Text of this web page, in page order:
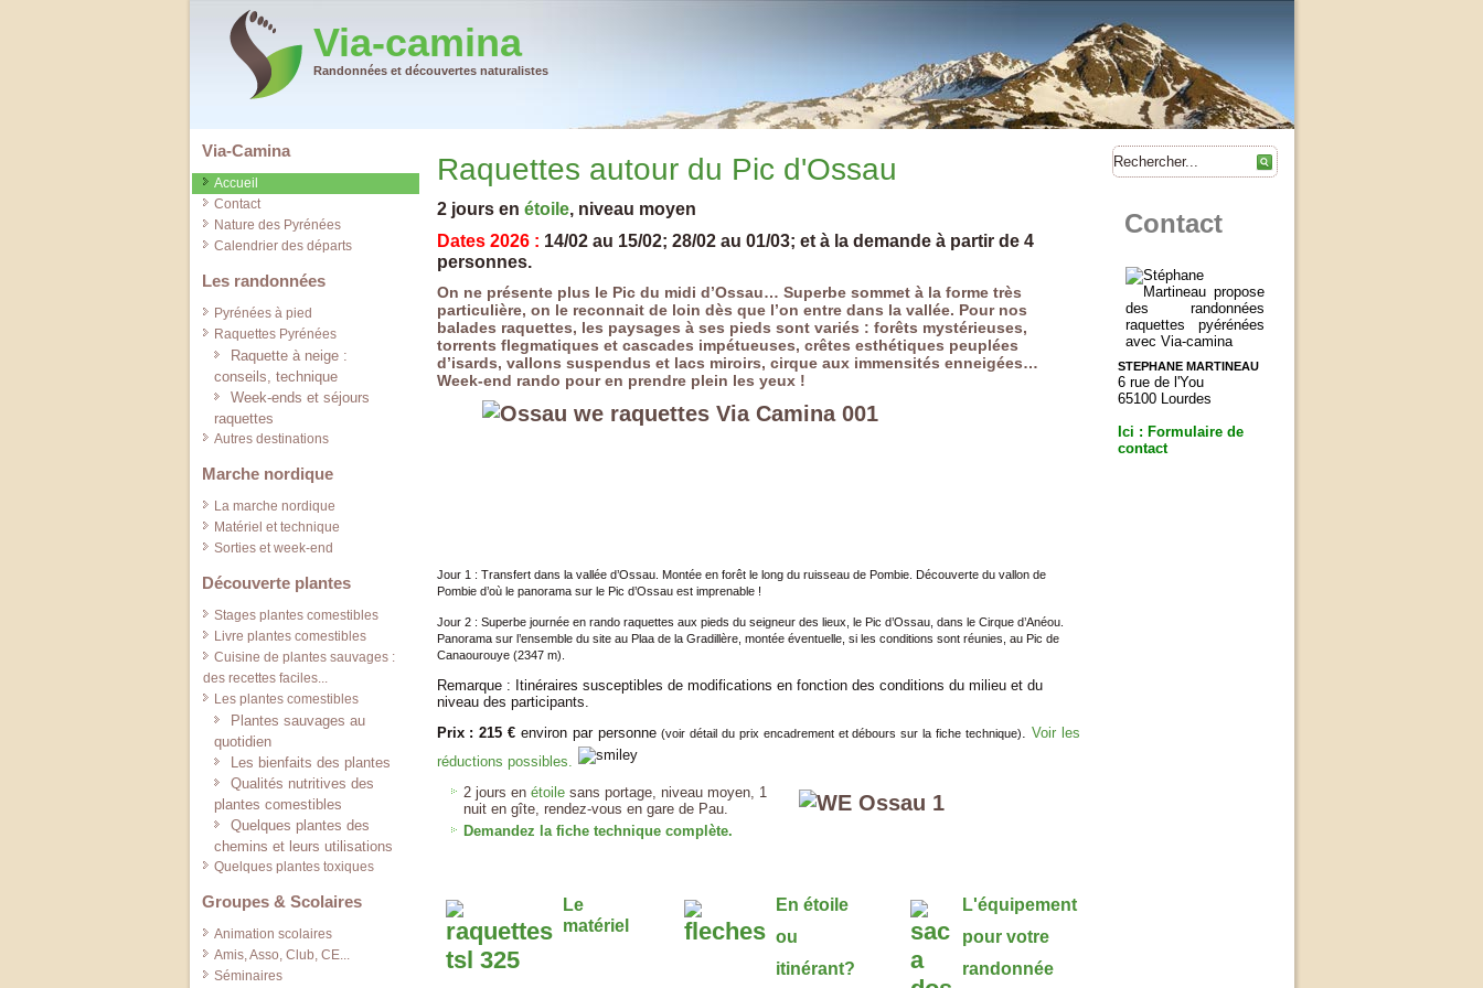
Via-camina
Randonnées et découvertes naturalistes
Via-Camina
Accueil
Contact
Nature des Pyrénées
Calendrier des départs
Les randonnées
Pyrénées à pied
Raquettes Pyrénées
Raquette à neige :
conseils, technique
Week-ends et séjours
raquettes
Autres destinations
Marche nordique
La marche nordique
Matériel et technique
Sorties et week-end
Découverte plantes
Stages plantes comestibles
Livre plantes comestibles
Cuisine de plantes sauvages :
des recettes faciles...
Les plantes comestibles
Plantes sauvages au
quotidien
Les bienfaits des plantes
Qualités nutritives des
plantes comestibles
Quelques plantes des
chemins et leurs utilisations
Quelques plantes toxiques
Groupes & Scolaires
Animation scolaires
Amis, Asso, Club, CE...
Séminaires
Raquettes autour du Pic d'Ossau
2 jours en étoile, niveau moyen
Dates 2026 : 14/02 au 15/02; 28/02 au 01/03; et à la demande à partir de 4
personnes.
On ne présente plus le Pic du midi d’Ossau… Superbe sommet à la forme très
particulière, on le reconnait de loin dès que l’on entre dans la vallée. Pour nos
balades raquettes, les paysages à ses pieds sont variés : forêts mystérieuses,
torrents flegmatiques et cascades impétueuses, crêtes esthétiques peuplées
d’isards, vallons suspendus et lacs miroirs, cirque aux immensités enneigées…
Week-end rando pour en prendre plein les yeux !
Jour 1 : Transfert dans la vallée d’Ossau. Montée en forêt le long du ruisseau de Pombie. Découverte du vallon de
Pombie d’où le panorama sur le Pic d’Ossau est imprenable !
Jour 2 : Superbe journée en rando raquettes aux pieds du seigneur des lieux, le Pic d’Ossau, dans le Cirque d’Anéou.
Panorama sur l’ensemble du site au Plaa de la Gradillère, montée éventuelle, si les conditions sont réunies, au Pic de
Canaourouye (2347 m).
Remarque : Itinéraires susceptibles de modifications en fonction des conditions du milieu et du
niveau des participants.
Prix : 215 € environ par personne(voir détail du prix encadrement et débours sur la fiche technique). Voir les
réductions possibles.
2 jours en étoilesans portage, niveau moyen, 1
nuit en gîte, rendez-vous en gare de Pau.
Demandez la fiche technique complète.
Le
matériel
En étoile
ou
itinérant?
L'équipement
pour votre
randonnée
Contact
STEPHANE MARTINEAU
6 rue de l'You
65100 Lourdes
Ici : Formulaire de
contact